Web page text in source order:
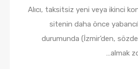
Alıcı, taksitsiz yeni veya ikinci
sitenin daha önce
durumunda (İzmir’den,
almak